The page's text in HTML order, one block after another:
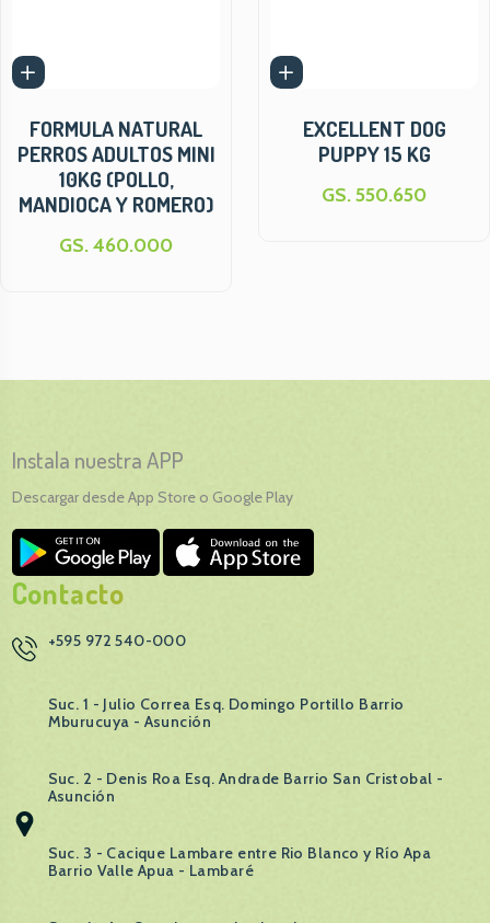
FORMULA NATURAL
PERROS ADULTOS MINI
10KG (POLLO,
MANDIOCA Y ROMERO)
GS. 460.000
EXCELLENT DOG
PUPPY 15 KG
GS. 550.650
Contacto
+595 972 540-000
Suc. 1 - Julio Correa Esq. Domingo Portillo Barrio
Mburucuya - Asunción
Suc. 2 - Denis Roa Esq. Andrade Barrio San Cristobal -
Asunción
Suc. 3 - Cacique Lambare entre Rio Blanco y Río Apa
Barrio Valle Apua - Lambaré
Instala nuestra APP
Descargar desde App Store o Google Play